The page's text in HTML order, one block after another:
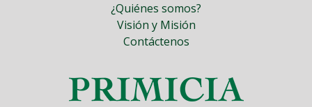
¿Quiénes somos?
Visión y Misión
Contáctenos